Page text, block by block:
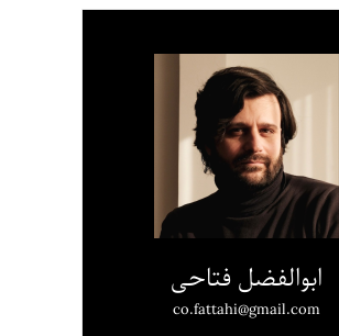
ابوالفضل فتاحی
co.fattahi@gmail.com